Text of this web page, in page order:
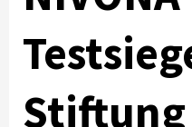
Stiftung